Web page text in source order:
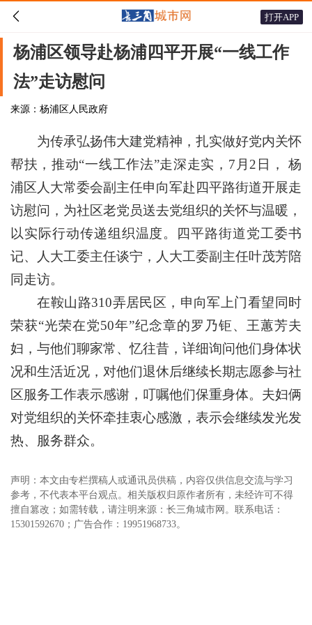
 打开APP
杨浦区领导赴杨浦四平开展“一线工作
法”走访慰问
来源：杨浦区人民政府
为传承弘扬伟大建党精神，扎实做好党内关怀
帮扶，推动“一线工作法”走深走实，7月2日， 杨
浦区人大常委会副主任申向军赴四平路街道开展走
访慰问，为社区老党员送去党组织的关怀与温暖，
以实际行动传递组织温度。四平路街道党工委书
记、人大工委主任谈宁，人大工委副主任叶茂芳陪
同走访。
在鞍山路310弄居民区，申向军上门看望同时
荣获“光荣在党50年”纪念章的罗乃钜、王蕙芳夫
妇，与他们聊家常、忆往昔，详细询问他们身体状
况和生活近况，对他们退休后继续长期志愿参与社
区服务工作表示感谢，叮嘱他们保重身体。夫妇俩
对党组织的关怀牵挂衷心感激，表示会继续发光发
热、服务群众。
声明：本文由专栏撰稿人或通讯员供稿，内容仅供信息交流与学习
参考，不代表本平台观点。相关版权归原作者所有，未经许可不得
擅自篡改；如需转载，请注明来源：长三角城市网。联系电话：
15301592670；广告合作：19951968733。